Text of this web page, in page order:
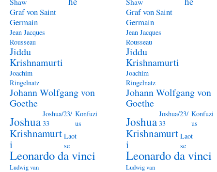
Graf von Saint
Germain
Jean Jacques
Rousseau
Jiddu
Krishnamurti
Joachim
Ringelnatz
Johann Wolfgang von
Goethe
Joshua
Joshua/23/
33
Konfuzi
us
Krishnamurt
i
Laot
se
Leonardo da vinci
Ludwig van
Graf von Saint
Germain
Jean Jacques
Rousseau
Jiddu
Krishnamurti
Joachim
Ringelnatz
Johann Wolfgang von
Goethe
Joshua
Joshua/23/
33
Konfuzi
us
Krishnamurt
i
Laot
se
Leonardo da vinci
Ludwig van